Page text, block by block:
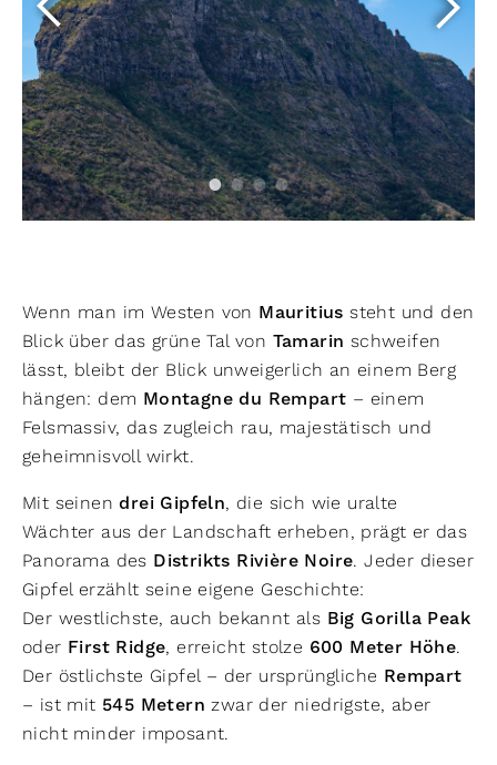
Wenn man im Westen von Mauritius steht und den
Blick über das grüne Tal von Tamarin schweifen
lässt, bleibt der Blick unweigerlich an einem Berg
hängen: dem Montagne du Rempart – einem
Felsmassiv, das zugleich rau, majestätisch und
geheimnisvoll wirkt.
Mit seinen drei Gipfeln, die sich wie uralte
Wächter aus der Landschaft erheben, prägt er das
Panorama des Distrikts Rivière Noire. Jeder dieser
Gipfel erzählt seine eigene Geschichte:
Der westlichste, auch bekannt als Big Gorilla Peak
oder First Ridge, erreicht stolze 600 Meter Höhe.
Der östlichste Gipfel – der ursprüngliche Rempart
– ist mit 545 Metern zwar der niedrigste, aber
nicht minder imposant.